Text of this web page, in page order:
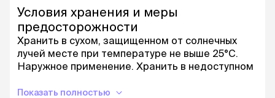
Условия хранения и меры
предосторожности
Хранить в сухом, защищенном от солнечных
лучей месте при температуре не выше 25°С.
Наружное применение. Хранить в недоступном
Показать полностью